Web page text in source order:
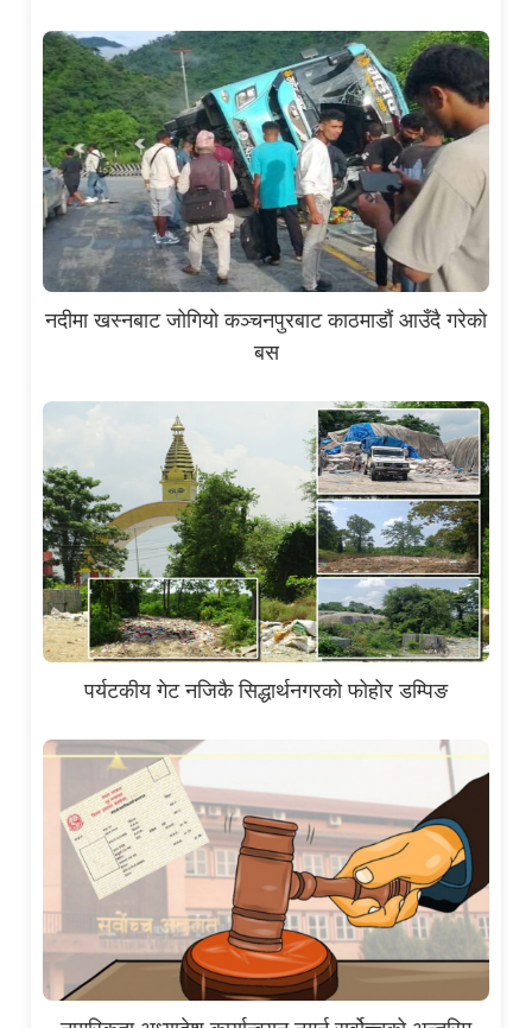
नदीमा खस्नबाट जोगियो कञ्चनपुरबाट काठमाडौं आउँदै गरेको
बस
पर्यटकीय गेट नजिकै सिद्धार्थनगरको फोहोर डम्पिङ